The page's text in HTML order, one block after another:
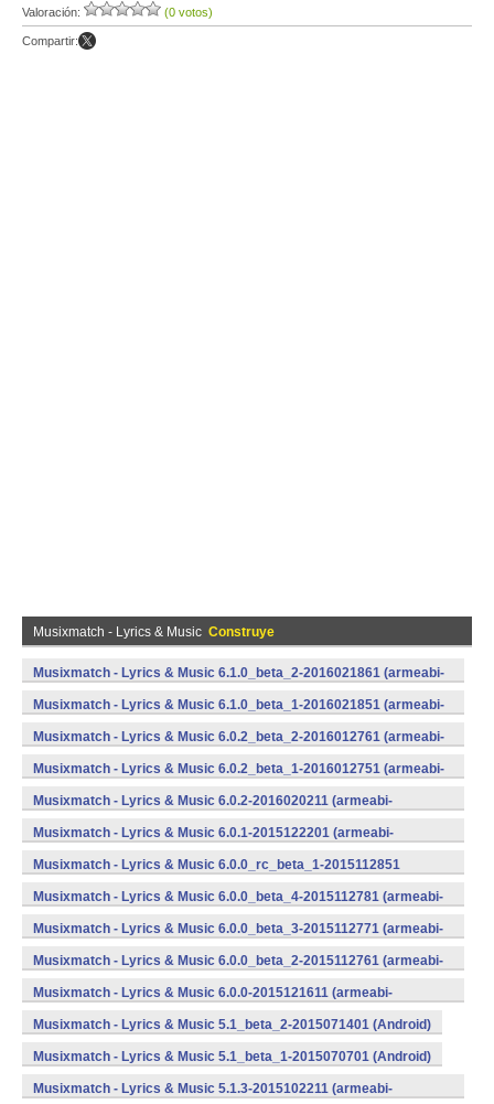
Valoración: (0 votos)
Compartir:
Musixmatch - Lyrics & Music Construye
Musixmatch - Lyrics & Music 6.1.0_beta_2-2016021861 (armeabi-
v7a) (Android)
Musixmatch - Lyrics & Music 6.1.0_beta_1-2016021851 (armeabi-
v7a) (Android)
Musixmatch - Lyrics & Music 6.0.2_beta_2-2016012761 (armeabi-
v7a) (Android)
Musixmatch - Lyrics & Music 6.0.2_beta_1-2016012751 (armeabi-
v7a) (Android)
Musixmatch - Lyrics & Music 6.0.2-2016020211 (armeabi-
v7a) (Android)
Musixmatch - Lyrics & Music 6.0.1-2015122201 (armeabi-
v7a) (Android)
Musixmatch - Lyrics & Music 6.0.0_rc_beta_1-2015112851
(armeabi-v7a) (Android)
Musixmatch - Lyrics & Music 6.0.0_beta_4-2015112781 (armeabi-
v7a) (Android)
Musixmatch - Lyrics & Music 6.0.0_beta_3-2015112771 (armeabi-
v7a) (Android)
Musixmatch - Lyrics & Music 6.0.0_beta_2-2015112761 (armeabi-
v7a) (Android)
Musixmatch - Lyrics & Music 6.0.0-2015121611 (armeabi-
v7a) (Android)
Musixmatch - Lyrics & Music 5.1_beta_2-2015071401 (Android)
Musixmatch - Lyrics & Music 5.1_beta_1-2015070701 (Android)
Musixmatch - Lyrics & Music 5.1.3-2015102211 (armeabi-